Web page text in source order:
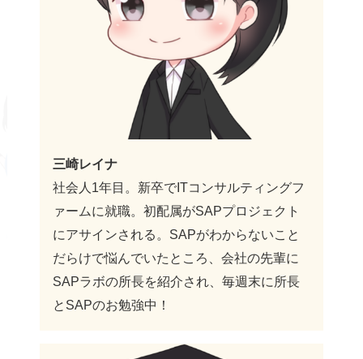
三崎レイナ
社会人1年目。新卒でITコンサルティングフ
ァームに就職。初配属がSAPプロジェクト
にアサインされる。SAPがわからないこと
だらけで悩んでいたところ、会社の先輩に
SAPラボの所長を紹介され、毎週末に所長
とSAPのお勉強中！